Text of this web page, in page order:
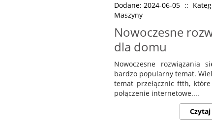
Dodane: 2024-06-05 ::
Maszyny
Nowoczesne
dla domu
Nowoczesne rozwiązania
bardzo popularny temat.
temat przełącznic ftth,
połączenie internetowe....